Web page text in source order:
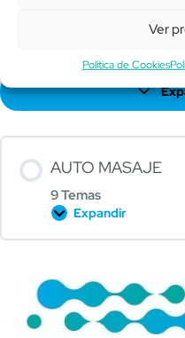
Ver
Política de Cookies
AUTO MASAJE
9 Temas
Expandir